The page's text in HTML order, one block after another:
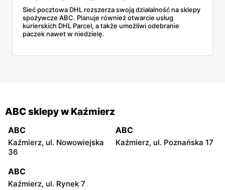
Sieć pocztowa DHL rozszerza swoją działalność na sklepy
spożywcze ABC. Planuje również otwarcie usług
kurierskich DHL Parcel, a także umożliwi odebranie
paczek nawet w niedzielę.
ABC sklepy w Kaźmierz
ABC
Kaźmierz, ul. Nowowiejska
36
ABC
Kaźmierz, ul. Poznańska 17
ABC
Kaźmierz, ul. Rynek 7